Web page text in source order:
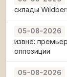
склады
05-08-2026
извне:
оппозиции
05-08-2026